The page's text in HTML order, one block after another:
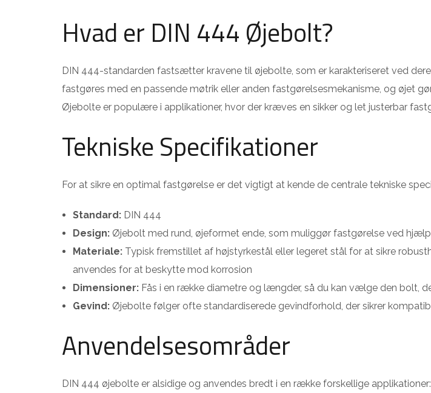
Hvad er DIN 444 Øjebolt?
DIN 444-standarden fastsætter kravene til øjebolte, som er karakteriseret ved
fastgøres med en passende møtrik eller anden fastgørelsesmekanisme, og øjet
Øjebolte er populære i applikationer, hvor der kræves en sikker og let justerbar
Tekniske Specifikationer
For at sikre en optimal fastgørelse er det vigtigt at kende de centrale tekniske
Standard: DIN 444
Design: Øjebolt med rund, øjeformet ende, som muliggør fastgørelse ved
Materiale: Typisk fremstillet af højstyrkestål eller legeret stål for at sikre
anvendes for at beskytte mod korrosion
Dimensioner: Fås i en række diametre og længder, så du kan vælge den bolt,
Gevind: Øjebolte følger ofte standardiserede gevindforhold, der sikrer
Anvendelsesområder
DIN 444 øjebolte er alsidige og anvendes bredt i en række forskellige applikationer: